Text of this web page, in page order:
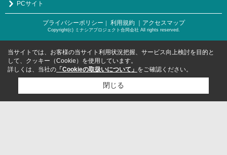
PCサイト
プライバシーポリシー ｜ 利用規約 ｜アクセスマップ
Copyright(c) ミナシアプロジェクト合同会社 All rights reserved.
当サイトでは、お客様の当サイト利用状況把握、サービス向上検討を目的と
して、クッキー（Cookie）を使用しています。
詳しくは、当社の 「Cookieの取扱いについて」 をご確認ください。
閉じる